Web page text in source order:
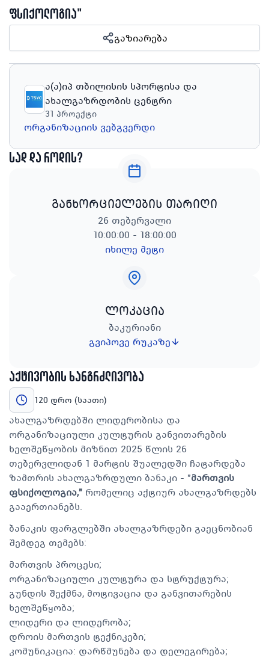
ფსიქოლოგია"
გაზიარება
ა(ა)იპ თბილისის სპორტისა და
ახალგაზრდობის ცენტრი
31 პროექტი
ორგანიზაციის ვებგვერდი
სად და როდის?
განხორციელების თარიღი
26 თებერვალი
10:00:00 - 18:00:00
იხილე მეტი
ლოკაცია
ბაკურიანი
გვიპოვე რუკაზე
აქტივობის ხანგრძლივობა
120 დრო (საათი)
ახალგაზრდებში ლიდერობისა და
ორგანიზაციული კულტურის განვითარების
ხელშეწყობის მიზნით 2025 წლის 26
თებერვლიდან 1 მარტის შუალედში ჩატარდება
ზამთრის ახალგაზრდული ბანაკი - "მართვის
ფსიქოლოგია," რომელიც აქტიურ ახალგაზრდებს
გააერთიანებს.
ბანაკის ფარგლებში ახალგაზრდები გაეცნობიან
შემდეგ თემებს:
მართვის პროცესი;
ორგანიზაციული კულტურა და სტრუქტურა;
გუნდის შექმნა, მოტივაცია და განვითარების
ხელშეწყობა;
ლიდერი და ლიდერობა;
დროის მართვის ტექნიკები;
კომუნიკაცია: დარწმუნება და დელეგირება;